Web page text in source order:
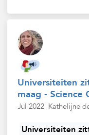
Universiteiten
maag - Science
Jul 2022 Kathelijne
Universiteiten